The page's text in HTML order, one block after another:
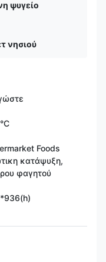
ψυγείο
νησιού
Foods
κατάψυξη,
φαγητού